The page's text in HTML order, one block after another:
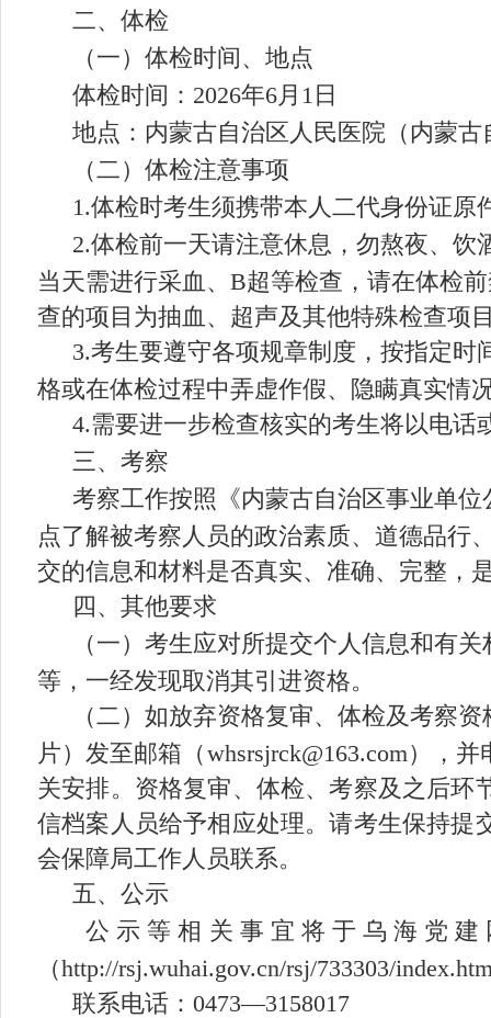
二、体检
（一）体检时间、地点
体检时间 ： 2026年6月 1日
地点 ： 内蒙古自治区人民医院（内蒙
（二）体检注意事项
1.体检时考生须携带本人二代身份证原
2.体检前一天请注意休息，勿熬夜、饮
当天需进行采血、 B超等检查，请在体检
查的项目为抽血、超声及其他特殊检查项
3.考生要遵守各项规章制度，按指定时
格或在体检过程中弄虚作假、隐瞒真实情
4.需要进一步检查核实的考生将以电话
三、考察
考察工作按照《内蒙古自治区事业单
点了解被考察人员的政治素质、道德品行
交的信息和材料是否真实、准确、完整，
四、其他要求
（一）考生应对所提交个人信息和有
等，一经发现取消其引进资格。
（二）如放弃资格复审、体检及考察
片）发至邮箱 （whsrsjrck@163.com）
，
关安排。资格复审、体检、考察及之后
信档案人员给予相应处理。请考生保持提
会保障局工作人员联系。
五、公示
公示等相关事宜将于乌海党
（http://rsj.wuhai.gov.cn/rsj/733303/
联系电话： 0473—3158017